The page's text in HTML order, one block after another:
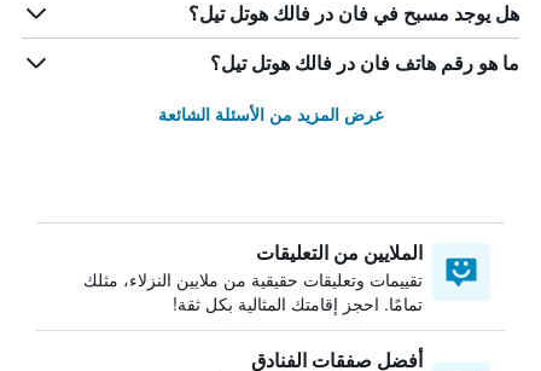
هل يوجد مسبح في فان در فالك هوتل تيل؟
ما هو رقم هاتف فان در فالك هوتل تيل؟
عرض المزيد من الأسئلة الشائعة
الملايين من التعليقات
تقييمات وتعليقات حقيقية من ملايين النزلاء، مثلك
تمامًا. احجز إقامتك المثالية بكل ثقة!
أفضل صفقات الفنادق